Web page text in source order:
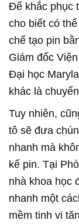
Để khắc phục
cho biết có
chế tạo pin
Giám đốc
Đại học
khác là
Tuy nhiên,
tô sẽ đưa
nhanh mà
kế pin. Tại
nhà khoa học
nhanh một
mềm tinh vi